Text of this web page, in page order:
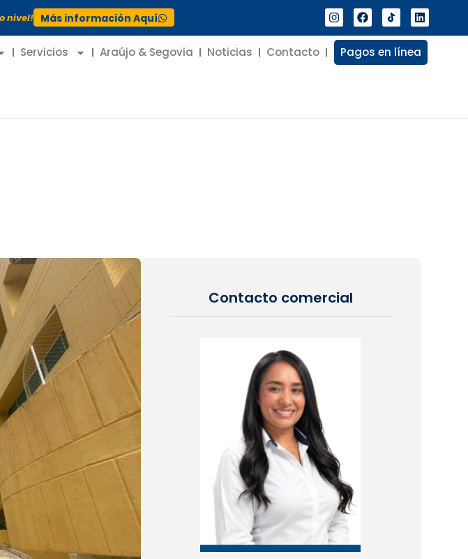
nivel! Más información Aquí
Servicios Araújo & Segovia Noticias Contacto Pagos en línea
Contacto comercial